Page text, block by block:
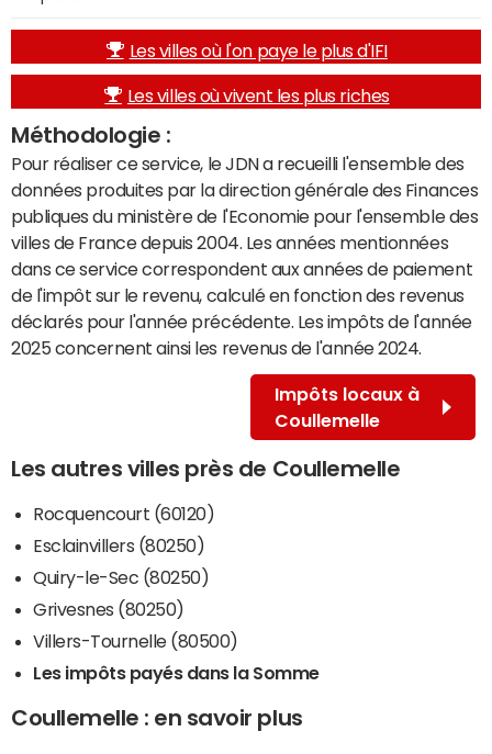
Les villes où l'on paye le plus d'IFI
Les villes où vivent les plus riches
Méthodologie :
Pour réaliser ce service, le JDN a recueilli l'ensemble des
données produites par la direction générale des Finances
publiques du ministère de l'Economie pour l'ensemble des
villes de France depuis 2004. Les années mentionnées
dans ce service correspondent aux années de paiement
de l'impôt sur le revenu, calculé en fonction des revenus
déclarés pour l'année précédente. Les impôts de l'année
2025 concernent ainsi les revenus de l'année 2024.
Impôts locaux à
Coullemelle
Les autres villes près de Coullemelle
Rocquencourt (60120)
Esclainvillers (80250)
Quiry-le-Sec (80250)
Grivesnes (80250)
Villers-Tournelle (80500)
Les impôts payés dans la Somme
Coullemelle : en savoir plus